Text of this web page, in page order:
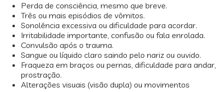
Perda de consciência, mesmo que breve.
Três ou mais episódios de vômitos.
Sonolência excessiva ou dificuldade para acordar.
Irritabilidade importante, confusão ou fala enrolada.
Convulsão após o trauma.
Sangue ou líquido claro saindo pelo nariz ou ouvido.
Fraqueza em braços ou pernas, dificuldade para andar,
prostração.
Alterações visuais (visão dupla) ou movimentos